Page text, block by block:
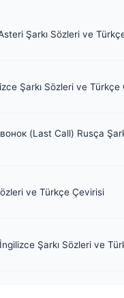
Şarkı Sözleri ve
Şarkı Sözleri ve Türkçe
(Last Call) Rusça
ve Türkçe Çevirisi
Şarkı Sözleri ve